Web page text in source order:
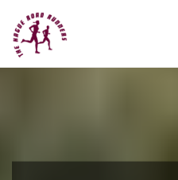
Spring
naar
inhoud